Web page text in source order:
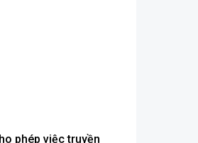
phép việc truyền